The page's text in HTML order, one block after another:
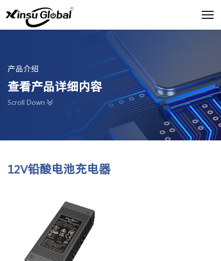
产品介绍
查看产品详细内容
Scroll Down
12V铅酸电池充电器